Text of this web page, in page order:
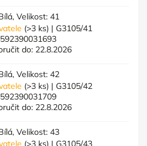
Velikost: 41
(>3 ks) | G3105/41
do: 22.8.2026
Velikost: 42
(>3 ks) | G3105/42
do: 22.8.2026
Velikost: 43
(>3 ks) | G3105/43